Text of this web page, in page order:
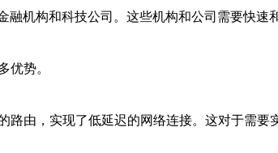
融机构和科技公司。这些机构和公司需要快
优势。
由，实现了低延迟的网络连接。这对于需要